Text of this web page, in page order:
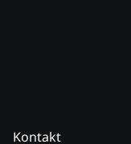
Kontakt